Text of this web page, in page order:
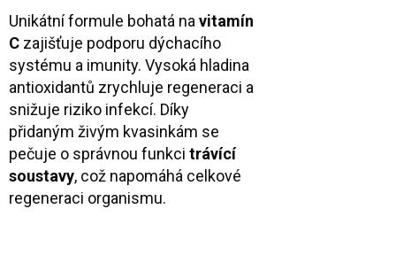
Unikátní formule bohatá na vitamín
C zajišťuje podporu dýchacího
systému a imunity. Vysoká hladina
antioxidantů zrychluje regeneraci a
snižuje riziko infekcí. Díky
přidaným živým kvasinkám se
pečuje o správnou funkci trávící
soustavy, což napomáhá celkové
regeneraci organismu.